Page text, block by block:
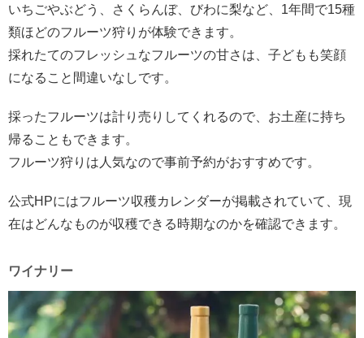
いちごやぶどう、さくらんぼ、びわに梨など、1年間で15種
類ほどのフルーツ狩りが体験できます。
採れたてのフレッシュなフルーツの甘さは、子どもも笑顔
になること間違いなしです。
採ったフルーツは計り売りしてくれるので、お土産に持ち
帰ることもできます。
フルーツ狩りは人気なので事前予約がおすすめです。
公式HPにはフルーツ収穫カレンダーが掲載されていて、現
在はどんなものが収穫できる時期なのかを確認できます。
ワイナリー